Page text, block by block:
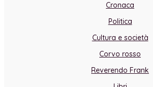
Cronaca
Politica
Cultura e società
Corvo rosso
Reverendo Frank